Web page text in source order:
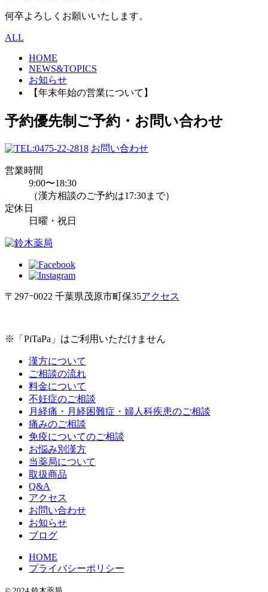
何卒よろしくお願いいたします。
ALL
HOME
NEWS&TOPICS
お知らせ
【年末年始の営業について】
予約優先制 ご予約・お問い合わせ
0475-22-2818 お問い合わせ
営業時間
9:00〜18:30
（漢方相談のご予約は17:30まで）
定休日
日曜・祝日
〒297ｰ0022 千葉県茂原市町保35アクセス
※「PiTaPa」はご利用いただけません
漢方について
ご相談の流れ
料金について
不妊症のご相談
月経痛・月経困難症・婦人科疾患のご相談
痛みのご相談
免疫についてのご相談
お悩み別漢方
当薬局について
取扱商品
Q&A
アクセス
お問い合わせ
お知らせ
ブログ
HOME
プライバシーポリシー
© 2024 鈴木薬局